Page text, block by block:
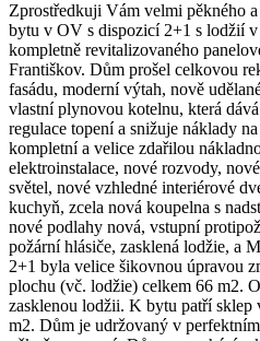
Zprostředkuji Vám velmi pěkného
bytu v OV s dispozicí 2+1 s lodžií
kompletně revitalizovaného
Františkov. Dům prošel celkovou
fasádu, moderní výtah, nově
vlastní plynovou kotelnu, která
regulace topení a snižuje náklady
kompletní a velice zdařilou
elektroinstalace, nové rozvody,
světel, nové vzhledné interiérové
kuchyň, zcela nová koupelna s
nové podlahy nová, vstupní
požární hlásiče, zasklená lodžie, a
2+1 byla velice šikovnou úpravou
plochu (vč. lodžie) celkem 66 m2.
zasklenou lodžii. K bytu patří sklep
m2. Dům je udržovaný v